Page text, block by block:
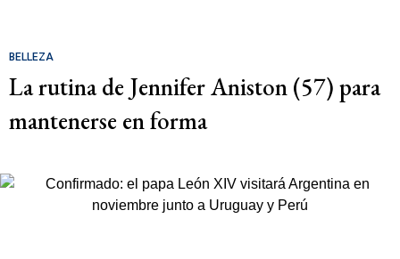
BELLEZA
La rutina de Jennifer Aniston (57) para
mantenerse en forma